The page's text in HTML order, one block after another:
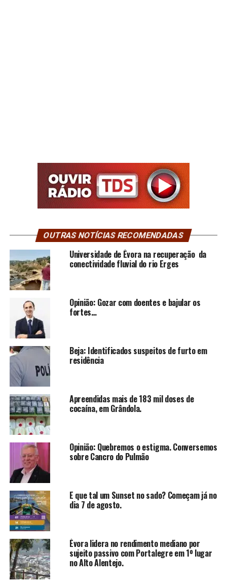
OUTRAS NOTÍCIAS RECOMENDADAS
Universidade de Évora na recuperação da
conectividade fluvial do rio Erges
Opinião: Gozar com doentes e bajular os
fortes…
Beja: Identificados suspeitos de furto em
residência
Apreendidas mais de 183 mil doses de
cocaína, em Grândola.
Opinião: Quebremos o estigma. Conversemos
sobre Cancro do Pulmão
E que tal um Sunset no sado? Começam já no
dia 7 de agosto.
Évora lidera no rendimento mediano por
sujeito passivo com Portalegre em 1º lugar
no Alto Alentejo.